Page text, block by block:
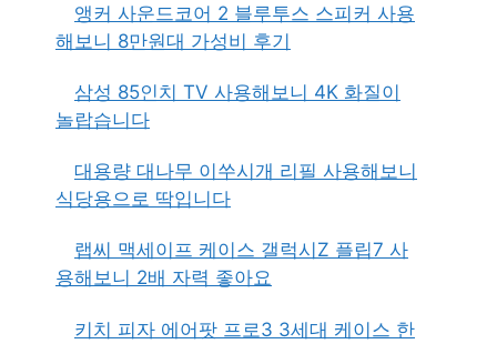
앵커 사운드코어 2 블루투스 스피커 사용
해보니 8만원대 가성비 후기
삼성 85인치 TV 사용해보니 4K 화질이
놀랍습니다
대용량 대나무 이쑤시개 리필 사용해보니
식당용으로 딱입니다
랩씨 맥세이프 케이스 갤럭시Z 플립7 사
용해보니 2배 자력 좋아요
키치 피자 에어팟 프로3 3세대 케이스 한